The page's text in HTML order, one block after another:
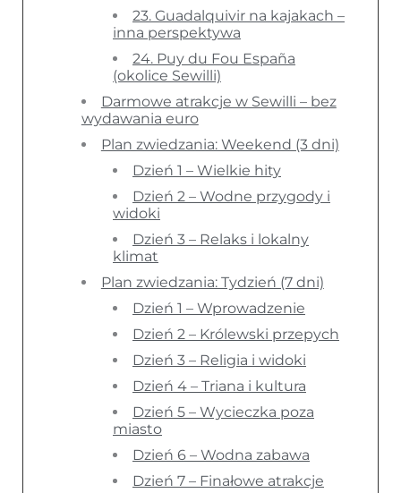
23. Guadalquivir na kajakach –
inna perspektywa
24. Puy du Fou España
(okolice Sewilli)
Darmowe atrakcje w Sewilli – bez
wydawania euro
Plan zwiedzania: Weekend (3 dni)
Dzień 1 – Wielkie hity
Dzień 2 – Wodne przygody i
widoki
Dzień 3 – Relaks i lokalny
klimat
Plan zwiedzania: Tydzień (7 dni)
Dzień 1 – Wprowadzenie
Dzień 2 – Królewski przepych
Dzień 3 – Religia i widoki
Dzień 4 – Triana i kultura
Dzień 5 – Wycieczka poza
miasto
Dzień 6 – Wodna zabawa
Dzień 7 – Finałowe atrakcje